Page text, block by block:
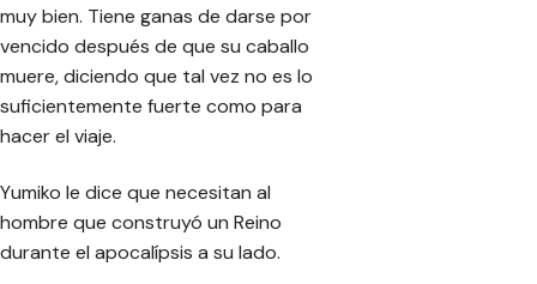
muy bien. Tiene ganas de darse por
vencido después de que su caballo
muere, diciendo que tal vez no es lo
suficientemente fuerte como para
hacer el viaje.
Yumiko le dice que necesitan al
hombre que construyó un Reino
durante el apocalípsis a su lado.